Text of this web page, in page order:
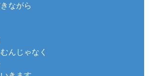
ながら
んじゃなく